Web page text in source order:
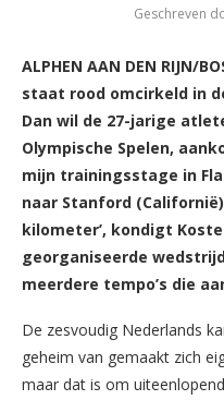
Geschreven
ALPHEN AAN DEN RIJN/
staat rood omcirkeld in
Dan wil de 27-jarige
Olympische Spelen,
mijn trainingsstage in
naar Stanford
kilometer’, kondigt
georganiseerde
meerdere tempo’s die
De zesvoudig Nederlands
geheim van gemaakt zich
maar dat is om